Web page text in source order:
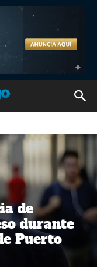
de
durante
Puerto